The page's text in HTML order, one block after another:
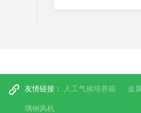
友情链接： 人工气候培养箱 金
璃钢风机